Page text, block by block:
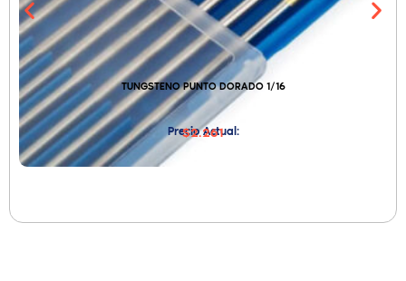
TUNGSTENO PUNTO DORADO 1/16
Precio Actual:
$2.261